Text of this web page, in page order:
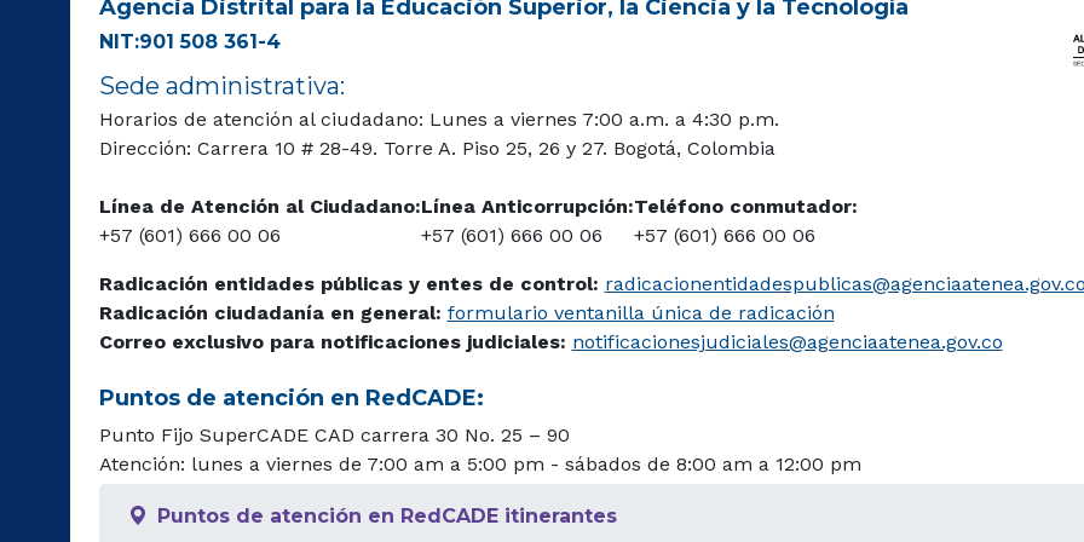
Agencia Distrital para la Educación Superior, la Ciencia y la Tecnología
NIT:901 508 361-4
Sede administrativa:
Horarios de atención al ciudadano: Lunes a viernes 7:00 a.m. a 4:30 p.m.
Dirección: Carrera 10 # 28-49. Torre A. Piso 25, 26 y 27. Bogotá, Colombia
Línea de Atención al Ciudadano:
+57 (601) 666 00 06
Línea Anticorrupción:
+57 (601) 666 00 06
Teléfono conmutador:
+57 (601) 666 00 06
Radicación entidades públicas y entes de control:
Radicación ciudadanía en general: formulario ventanilla única de radicación
Correo exclusivo para notificaciones judiciales: notificacionesjudiciales@agenciaatenea.gov.co
Puntos de atención en RedCADE:
Punto Fijo SuperCADE CAD carrera 30 No. 25 – 90
Atención: lunes a viernes de 7:00 am a 5:00 pm - sábados de 8:00 am a 12:00 pm
Puntos de atención en RedCADE itinerantes